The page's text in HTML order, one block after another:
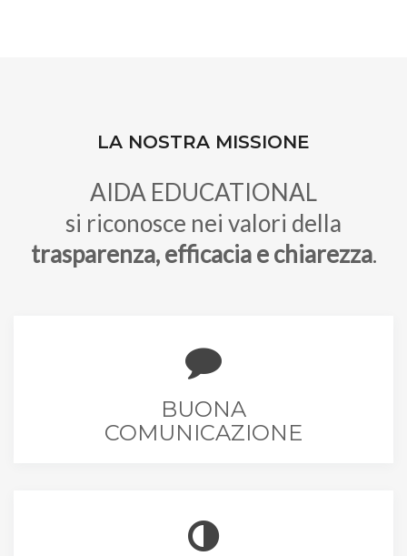
LA NOSTRA MISSIONE
AIDA EDUCATIONAL
si riconosce nei valori della
trasparenza, efficacia e chiarezza.
BUONA
COMUNICAZIONE